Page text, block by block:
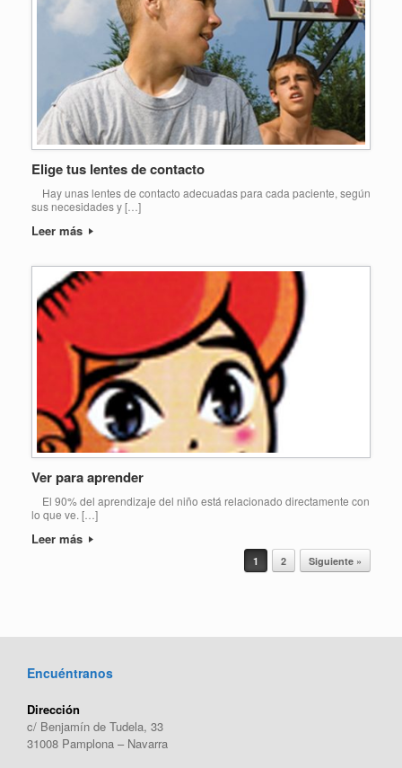
Elige tus lentes de contacto
Hay unas lentes de contacto adecuadas para cada paciente, según
sus necesidades y […]
Leer más
Ver para aprender
El 90% del aprendizaje del niño está relacionado directamente con
lo que ve. […]
Leer más
1 2 Siguiente »
Encuéntranos
Dirección
c/ Benjamín de Tudela, 33
31008 Pamplona – Navarra